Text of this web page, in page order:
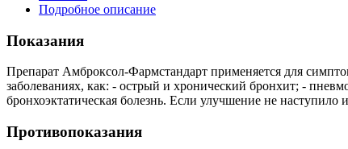
Подробное описание
Показания
Препарат Амброксол-Фармстандарт применяется для
заболеваниях, как: - острый и хронический бронхит; -
бронхоэктатическая болезнь. Если улучшение не
Противопоказания